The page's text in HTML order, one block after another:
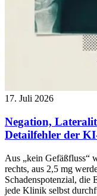
17. Juli 2026
Negation,
Detailfehler der
Aus „kein Gefäßfluss“
rechts, aus 2,5 mg
Schadenspotenzial,
jede Klinik selbst